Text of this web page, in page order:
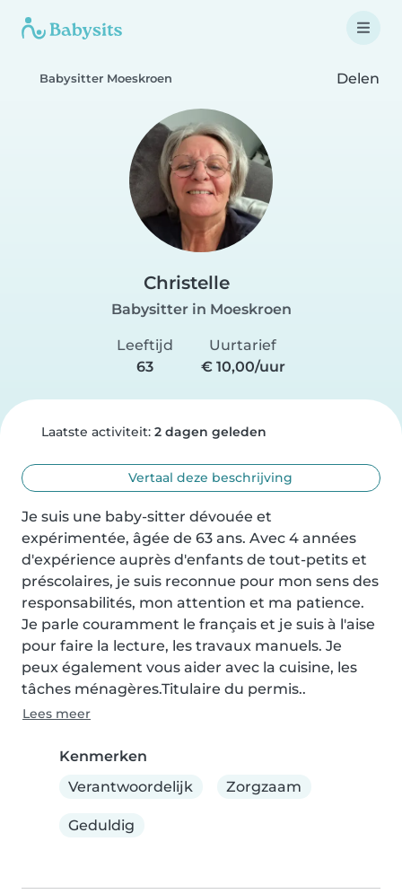
Babysitter Moeskroen Delen
Christelle
Babysitter in Moeskroen
Leeftijd
63
Uurtarief
€ 10,00/uur
Laatste activiteit: 2 dagen geleden
Vertaal deze beschrijving
Je suis une baby-sitter dévouée et
expérimentée, âgée de 63 ans. Avec 4 années
d'expérience auprès d'enfants de tout-petits et
préscolaires, je suis reconnue pour mon sens des
responsabilités, mon attention et ma patience.
Je parle couramment le français et je suis à l'aise
pour faire la lecture, les travaux manuels. Je
peux également vous aider avec la cuisine, les
tâches ménagères.Titulaire du permis..
Lees meer
Kenmerken
Verantwoordelijk
Zorgzaam
Geduldig